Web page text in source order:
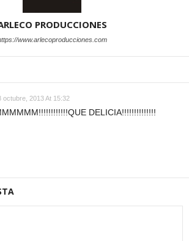
PRODUCCIONES
www.arlecoproducciones.com
octubre, 2013 At 15:32
DELICIA!!!!!!!!!!!!!!